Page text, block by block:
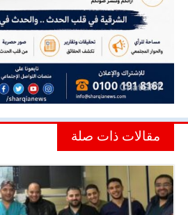
مقالات ذات صلة